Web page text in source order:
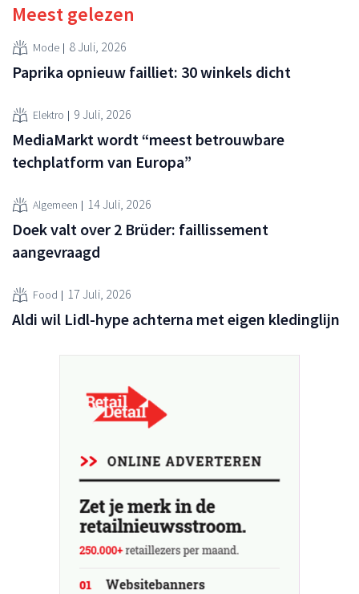
Meest gelezen
Mode 8 Juli, 2026
Paprika opnieuw failliet: 30 winkels dicht
Elektro 9 Juli, 2026
MediaMarkt wordt “meest betrouwbare
techplatform van Europa”
Algemeen 14 Juli, 2026
Doek valt over 2 Brüder: faillissement
aangevraagd
Food 17 Juli, 2026
Aldi wil Lidl-hype achterna met eigen kledinglijn